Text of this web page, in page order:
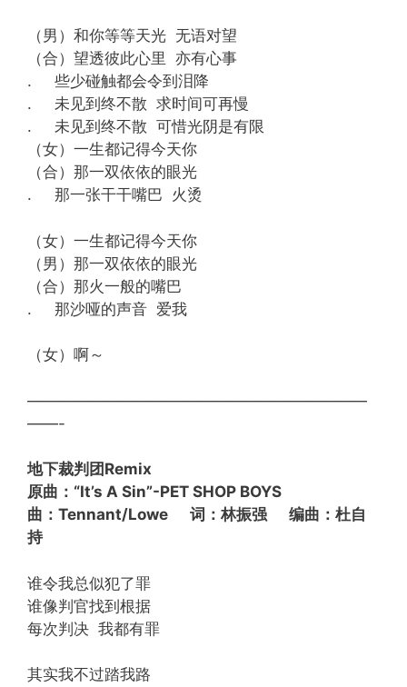
（男）和你等等天光 无语对望
（合）望透彼此心里 亦有心事
. 些少碰触都会令到泪降
. 未见到终不散 求时间可再慢
. 未见到终不散 可惜光阴是有限
（女）一生都记得今天你
（合）那一双依依的眼光
. 那一张干干嘴巴 火烫
（女）一生都记得今天你
（男）那一双依依的眼光
（合）那火一般的嘴巴
. 那沙哑的声音 爱我
（女）啊～
——————————————————————
——-
地下裁判团Remix
原曲：“It’s A Sin”-PET SHOP BOYS
曲：Tennant/Lowe 词：林振强 编曲：杜自
持
谁令我总似犯了罪
谁像判官找到根据
每次判决 我都有罪
其实我不过踏我路